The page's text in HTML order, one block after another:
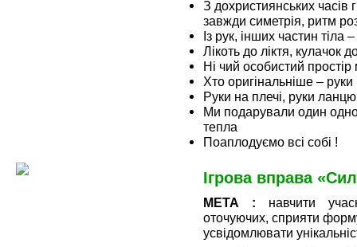
З дохристиянських часів
завжди симетрія, ритм
Із рук, інших частин тіла
Лікоть до ліктя, кулачок
Ні чий особистий
Хто оригінальніше – руки
Руки на плечі, руки
Ми подарували один
тепла
Поаплодуємо всі собі !
Ігрова вправа
МЕТА : навчити
оточуючих, сприяти
усвідомлювати